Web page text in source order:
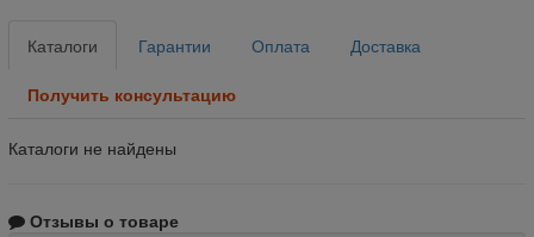
Каталоги Гарантии Оплата Доставка
Получить консультацию
Каталоги не найдены
Отзывы о товаре